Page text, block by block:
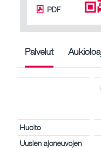
PDF
Palvelut
Huolto
Uusien ajoneuvojen